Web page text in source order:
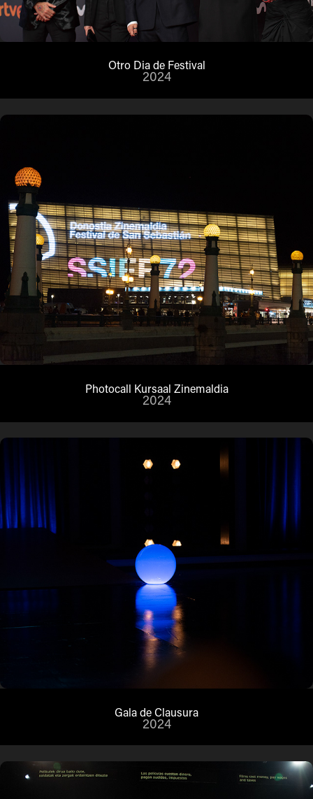
Otro Dia de Festival
2024
Photocall Kursaal Zinemaldia
2024
Gala de Clausura
2024